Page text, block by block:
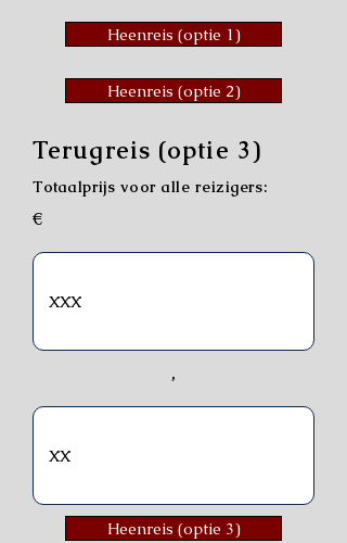
Heenreis (optie 1)
Heenreis (optie 2)
Terugreis (optie 3)
Totaalprijs voor alle reizigers:
€
,
Heenreis (optie 3)